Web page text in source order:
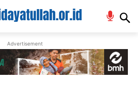
Advertisement